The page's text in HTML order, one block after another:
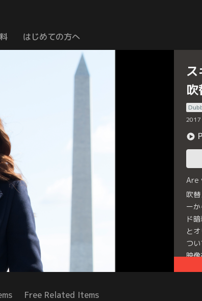
はじめての方へ
2017
Are
吹
ー
ド
と
つ
映
Free Related Items